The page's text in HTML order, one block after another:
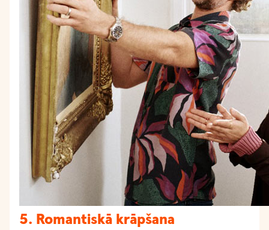
5. Romantiskā krāpšana